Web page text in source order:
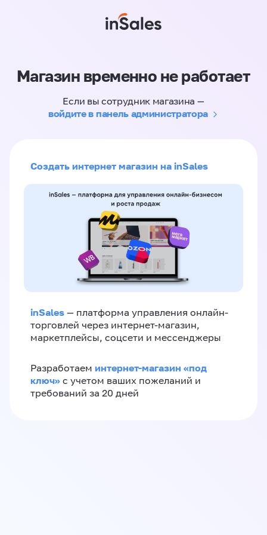
Магазин временно не работает
Если вы сотрудник магазина —
войдите в панель администратора
Создать интернет магазин на inSales
inSales — платформа управления онлайн-
торговлей через интернет-магазин,
маркетплейсы, соцсети и мессенджеры
Разработаем интернет-магазин «‎под
ключ»‎ с учетом ваших пожеланий и
требований за 20 дней